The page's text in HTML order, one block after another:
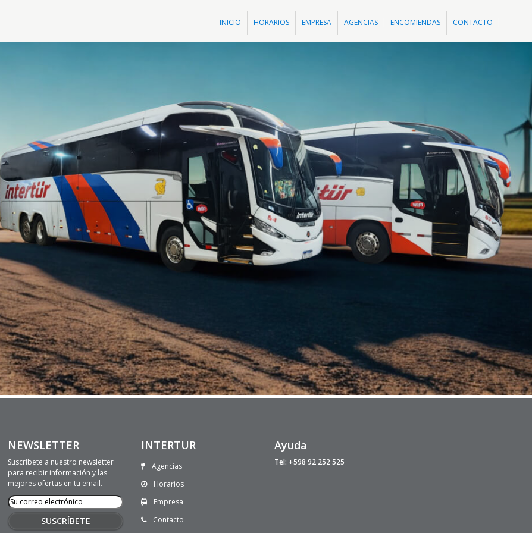
INICIO HORARIOS EMPRESA AGENCIAS ENCOMIENDAS CONTACTO
NEWSLETTER
Suscríbete a nuestro newsletter
para recibir información y las
mejores ofertas en tu email.
INTERTUR
Agencias
Horarios
Empresa
Contacto
Ayuda
Tel: +598 92 252 525